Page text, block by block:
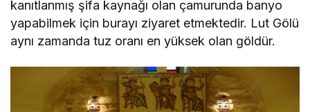
kanıtlanmış şifa kaynağı olan çamurunda banyo
yapabilmek için burayı ziyaret etmektedir. Lut Gölü
aynı zamanda tuz oranı en yüksek olan göldür.